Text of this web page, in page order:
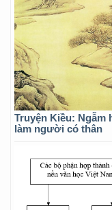
Truyện Kiều: Ngẫm
làm người có thân